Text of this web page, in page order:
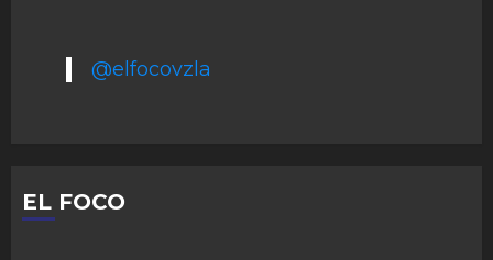
@elfocovzla
EL FOCO